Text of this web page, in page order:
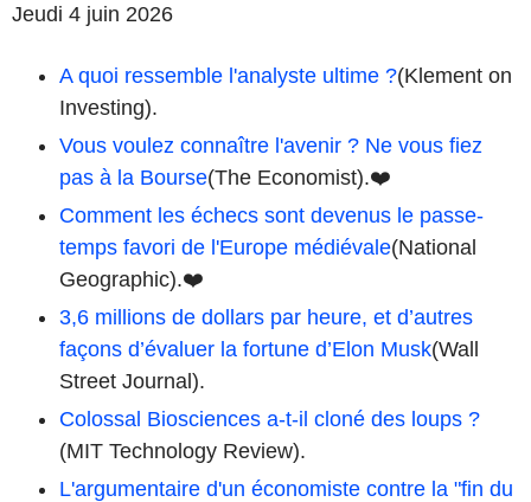
Jeudi 4 juin 2026
A quoi ressemble l'analyste ultime ?(Klement on
Investing).
Vous voulez connaître l'avenir ? Ne vous fiez
pas à la Bourse(The Economist).❤️
Comment les échecs sont devenus le passe-
temps favori de l'Europe médiévale(National
Geographic).❤️
3,6 millions de dollars par heure, et d’autres
façons d’évaluer la fortune d’Elon Musk(Wall
Street Journal).
Colossal Biosciences a-t-il cloné des loups ?
(MIT Technology Review).
L'argumentaire d'un économiste contre la "fin du